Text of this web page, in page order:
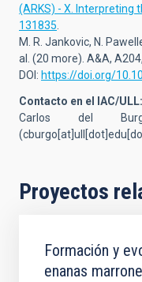
(ARKS) - X. Interpreting
131835
M. R. Jankovic, N.
al. (20 more). A&A,
DOI: https://doi.org/
Contacto en el IAC/ULL:
Carlos del
Proyectos
Formación y
enanas